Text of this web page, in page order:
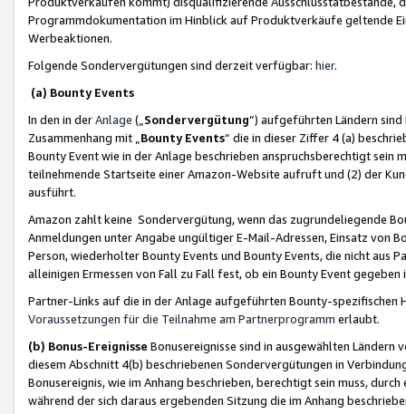
Programmdokumentation im Hinblick auf Produktverkäufe geltende
Werbeaktionen.
Folgende Sondervergütungen sind derzeit verfügbar: hier.
(a) Bounty Events
In den in derAnlage („ Sondervergütung“) aufgeführten Ländern
Zusammenhang mit „ Bounty Events“ die in dieser Ziffer 4 (a)
Bounty Event wie in der Anlage beschrieben anspruchsberechtigt sein
teilnehmende Startseite einer Amazon-Website aufruft und (2) der
ausführt.
Amazon zahlt keine Sondervergütung, wenn das zugrundeliegende
Anmeldungen unter Angabe ungültiger E-Mail-Adressen, Einsatz von
Person, wiederholter Bounty Events und Bounty Events, die nicht
alleinigen Ermessen von Fall zu Fall fest, ob ein Bounty Event
Partner-Links auf die in der Anlage aufgeführten Bounty-spezifischen
Voraussetzungen für die Teilnahme am Partnerprogramm erlaubt.
(b) Bonus-Ereignisse Bonusereignisse sind in ausgewählten Ländern
diesem Abschnitt 4(b) beschriebenen Sondervergütungen in
Bonusereignis, wie im Anhang beschrieben, berechtigt sein muss,
während der sich daraus ergebenden Sitzung die im Anhang